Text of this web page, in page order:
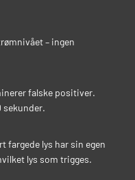
– ingen
falske positiver.
sekunder.
fargede lys har sin egen
lys som trigges.